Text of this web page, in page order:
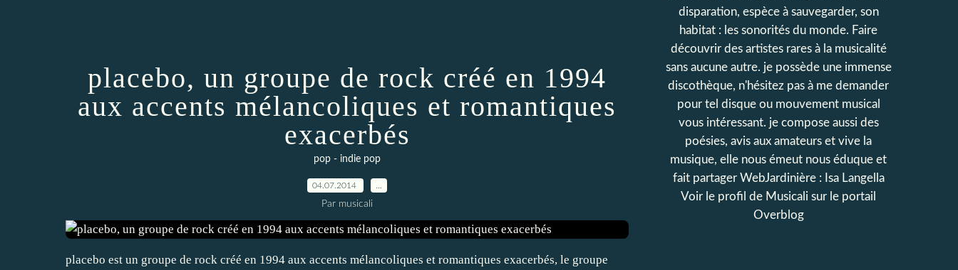
placebo, un groupe de rock créé en 1994
aux accents mélancoliques et romantiques
exacerbés
pop - indie pop
04.07.2014
Par musicali
placebo est un groupe de rock créé en 1994 aux accents mélancoliques et romantiques exacerbés, le groupe
disparation, espèce à sauvegarder, son
habitat : les sonorités du monde. Faire
découvrir des artistes rares à la musicalité
sans aucune autre. je possède une immense
discothèque, n'hésitez pas à me demander
pour tel disque ou mouvement musical
vous intéressant. je compose aussi des
poésies, avis aux amateurs et vive la
musique, elle nous émeut nous éduque et
fait partager WebJardinière : Isa Langella
Voir le profil de Musicali sur le portail
Overblog